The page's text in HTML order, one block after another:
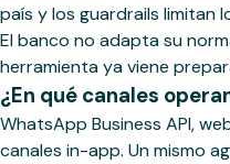
país y los guardrails limitan
El banco no adapta su
herramienta ya viene
¿En qué canales
WhatsApp Business API,
canales in-app. Un mismo